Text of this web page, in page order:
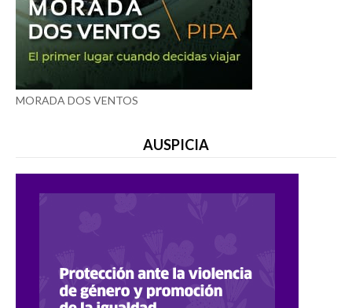
MORADA DOS VENTOS
AUSPICIA